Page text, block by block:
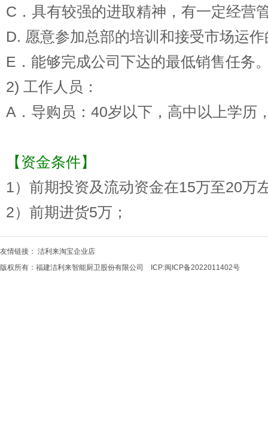
C．具有较强的进取精神，有一定经营
D. 愿意参加总部的培训和接受市场运
E．能够完成公司下达的最低销售任务
2) 工作人员：
A．导购员：40岁以下，高中以上学历
【资金条件】
1）前期投资及流动资金在15万至20万
2）前期进货5万；
友情链接： 洁利来淘宝企业店
版权所有：福建洁利来智能厨卫股份有限公司 ICP:闽ICP备2022011402号